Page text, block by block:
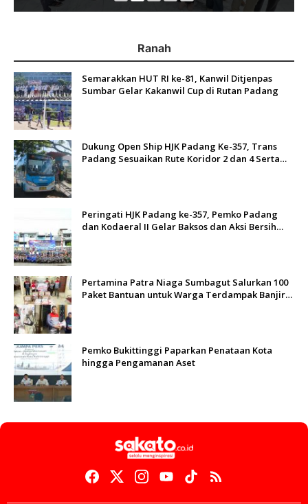
Ranah
Semarakkan HUT RI ke-81, Kanwil Ditjenpas
Sumbar Gelar Kakanwil Cup di Rutan Padang
Dukung Open Ship HJK Padang Ke-357, Trans
Padang Sesuaikan Rute Koridor 2 dan 4 Serta
Peringati HJK Padang ke-357, Pemko Padang
dan Kodaeral II Gelar Baksos dan Aksi Bersih
Pertamina Patra Niaga Sumbagut Salurkan 100
Paket Bantuan untuk Warga Terdampak Banjir
Pemko Bukittinggi Paparkan Penataan Kota
hingga Pengamanan Aset